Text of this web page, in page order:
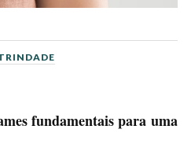
fundamentais para uma